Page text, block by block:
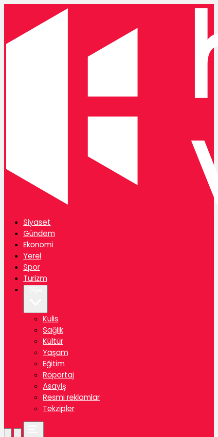
Siyaset
Gündem
Ekonomi
Yerel
Spor
Turizm
Kulis
Sağlik
Kültür
Yaşam
Eğitim
Röportaj
Asayiş
Resmi reklamlar
Tekzipler